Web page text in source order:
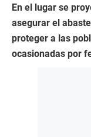
En el lugar se
asegurar el
proteger a las
ocasionadas por